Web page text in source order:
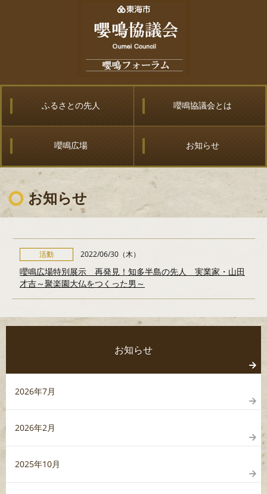
ふるさとの先人 嚶鳴協議会とは
嚶鳴広場 お知らせ
お知らせ
活動 2022/06/30（木）
嚶鳴広場特別展示 再発見！知多半島の先人 実業家・山田
才吉～聚楽園大仏をつくった男～
お知らせ
2026年7月
2026年2月
2025年10月